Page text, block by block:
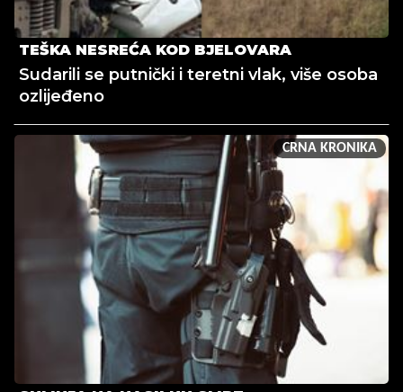
TEŠKA NESREĆA KOD BJELOVARA
Sudarili se putnički i teretni vlak, više osoba
ozlijeđeno
CRNA KRONIKA